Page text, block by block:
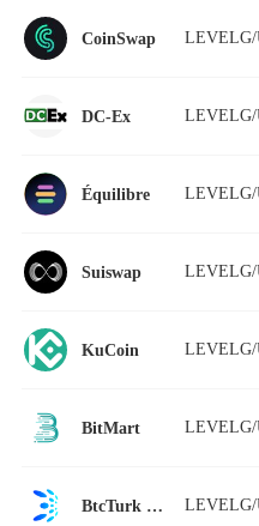
CoinSwap LEVELG/
DC-Ex LEVELG/
Équilibre LEVELG/
Suiswap LEVELG/
KuCoin LEVELG/
BitMart LEVELG/
BtcTurk | Kripto LEVELG/